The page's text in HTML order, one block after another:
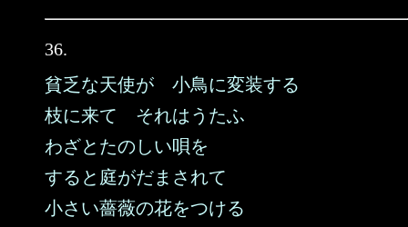
36.
貧乏な天使が 小鳥に変装する
枝に来て それはうたふ
わざとたのしい唄を
すると庭がだまされて
小さい薔薇の花をつける